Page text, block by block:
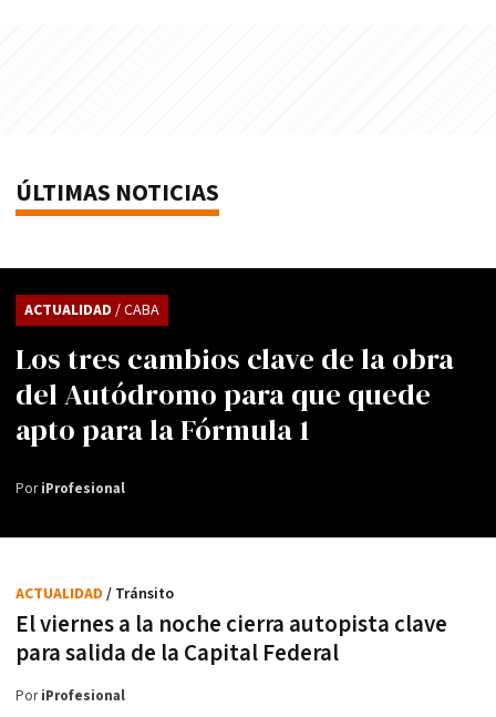
ÚLTIMAS NOTICIAS
Los tres cambios clave de la obra
del Autódromo para que quede
apto para la Fórmula 1
ACTUALIDAD / CABA
PoriProfesional
El viernes a la noche cierra autopista clave
para salida de la Capital Federal
ACTUALIDAD / Tránsito
PoriProfesional